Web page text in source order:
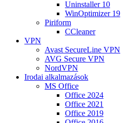
Uninstaller 10
WinOptimizer 19
Piriform
CCleaner
VPN
Avast SecureLine VPN
AVG Secure VPN
NordVPN
Irodai alkalmazások
MS Office
Office 2024
Office 2021
Office 2019